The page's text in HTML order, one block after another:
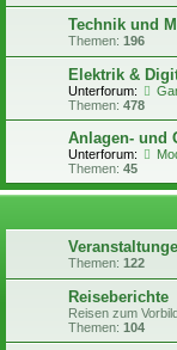
Technik und
Themen: 196
Elektrik &
Unterforum:
Themen: 478
Anlagen- und
Unterforum:
Themen: 45
Themen: 122
Reiseberichte
Reisen zum
Themen: 104